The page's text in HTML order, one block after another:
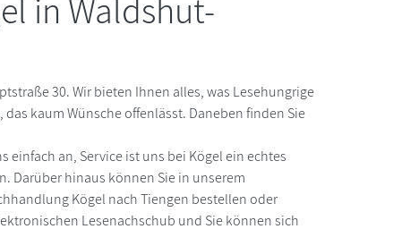
in Waldshut-
30. Wir bieten Ihnen alles, was Lesehungrige
kaum Wünsche offenlässt. Daneben finden Sie
an, Service ist uns bei Kögel ein echtes
Darüber hinaus können Sie in unserem
Kögel nach Tiengen bestellen oder
Lesenachschub und Sie können sich